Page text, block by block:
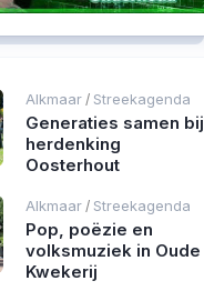
Alkmaar / Streekagenda
Generaties samen bij
herdenking
Oosterhout
Alkmaar / Streekagenda
Pop, poëzie en
volksmuziek in Oude
Kwekerij